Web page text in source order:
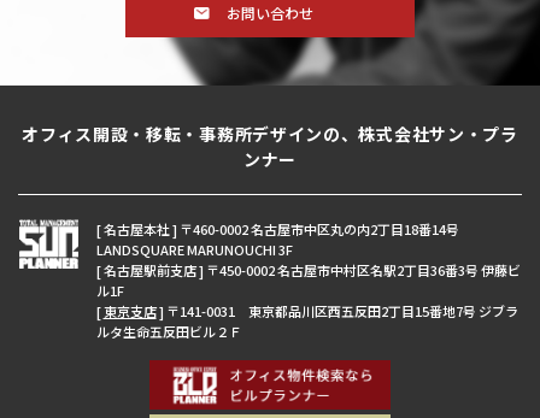
お問い合わせ
オフィス開設・移転・事務所デザインの、株式会社サン・プラ
ンナー
[ 名古屋本社 ] 〒460-0002 名古屋市中区丸の内2丁目18番14号
LANDSQUARE MARUNOUCHI 3F
[ 名古屋駅前支店 ] 〒450-0002 名古屋市中村区名駅2丁目36番3号 伊藤ビ
ル1F
[東京支店] 〒141-0031 東京都品川区西五反田2丁目15番地7号 ジブラ
ルタ生命五反田ビル２Ｆ